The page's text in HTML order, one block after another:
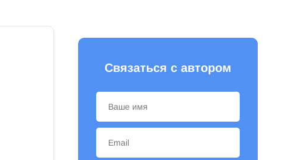
Связаться с автором